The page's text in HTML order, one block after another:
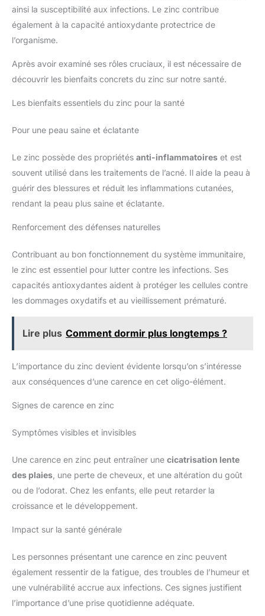
ainsi la susceptibilité aux infections. Le zinc contribue
également à la capacité antioxydante protectrice de
l’organisme.
Après avoir examiné ses rôles cruciaux, il est nécessaire de
découvrir les bienfaits concrets du zinc sur notre santé.
Les bienfaits essentiels du zinc pour la santé
Pour une peau saine et éclatante
Le zinc possède des propriétés anti-inflammatoires et est
souvent utilisé dans les traitements de l’acné. Il aide la peau à
guérir des blessures et réduit les inflammations cutanées,
rendant la peau plus saine et éclatante.
Renforcement des défenses naturelles
Contribuant au bon fonctionnement du système immunitaire,
le zinc est essentiel pour lutter contre les infections. Ses
capacités antioxydantes aident à protéger les cellules contre
les dommages oxydatifs et au vieillissement prématuré.
Lire plus Comment dormir plus longtemps ?
L’importance du zinc devient évidente lorsqu’on s’intéresse
aux conséquences d’une carence en cet oligo-élément.
Signes de carence en zinc
Symptômes visibles et invisibles
Une carence en zinc peut entraîner une cicatrisation lente
des plaies , une perte de cheveux, et une altération du goût
ou de l’odorat. Chez les enfants, elle peut retarder la
croissance et le développement.
Impact sur la santé générale
Les personnes présentant une carence en zinc peuvent
également ressentir de la fatigue, des troubles de l’humeur et
une vulnérabilité accrue aux infections. Ces signes justifient
l’importance d’une prise quotidienne adéquate.